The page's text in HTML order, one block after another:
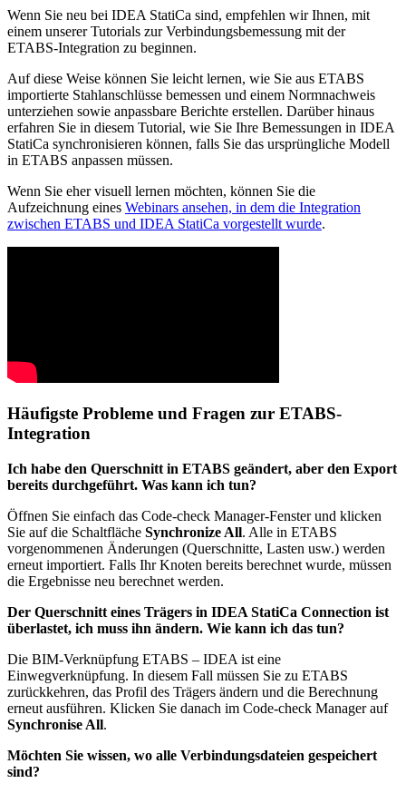
Wenn Sie neu bei IDEA StatiCa sind, empfehlen wir Ihnen, mit
einem unsererTutorials zur Verbindungsbemessung mit der
ETABS-Integration zu beginnen.
Auf diese Weise können Sie leicht lernen, wie Sie aus ETABS
importierte Stahlanschlüsse bemessen und einem Normnachweis
unterziehen sowie anpassbare Berichte erstellen. Darüber hinaus
erfahren Sie in diesem Tutorial, wie Sie Ihre Bemessungen in IDEA
StatiCa synchronisieren können, falls Sie das ursprüngliche Modell
in ETABS anpassen müssen.
Wenn Sie eher visuell lernen möchten, können Sie die
Aufzeichnung eines Webinars ansehen, in dem die Integration
zwischen ETABS und IDEA StatiCa vorgestellt wurde.
Häufigste Probleme und Fragen zur ETABS-
Integration
Ich habe den Querschnitt in ETABS geändert, aber den Export
bereits durchgeführt. Was kann ich tun?
Öffnen Sie einfach das Code-check Manager-Fenster und klicken
Sie auf die Schaltfläche Synchronize All. Alle in ETABS
vorgenommenen Änderungen (Querschnitte, Lasten usw.) werden
erneut importiert. Falls Ihr Knoten bereits berechnet wurde, müssen
die Ergebnisse neu berechnet werden.
Der Querschnitt eines Trägers in IDEA StatiCa Connection ist
überlastet, ich muss ihn ändern. Wie kann ich das tun?
Die BIM-Verknüpfung ETABS – IDEA ist eine
Einwegverknüpfung. In diesem Fall müssen Sie zu ETABS
zurückkehren, das Profil des Trägers ändern und die Berechnung
erneut ausführen. Klicken Sie danach im Code-check Manager auf
Synchronise All.
Möchten Sie wissen, wo alle Verbindungsdateien gespeichert
sind?